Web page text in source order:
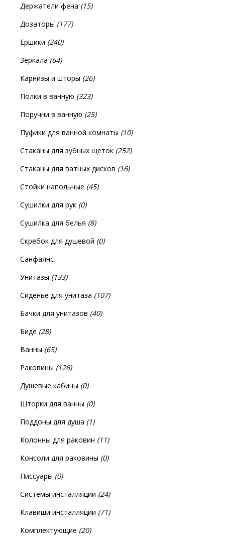
Держатели фена (15)
Дозаторы (177)
Ершики (240)
Зеркала (64)
Карнизы и шторы (26)
Полки в ванную (323)
Поручни в ванную (25)
Пуфики для ванной комнаты (10)
Стаканы для зубных щеток (252)
Стаканы для ватных дисков (16)
Стойки напольные (45)
Сушилки для рук (0)
Сушилка для белья (8)
Скребок для душевой (0)
Санфаянс
Унитазы (133)
Сиденье для унитаза (107)
Бачки для унитазов (40)
Биде (28)
Ванны (65)
Раковины (126)
Душевые кабины (0)
Шторки для ванны (0)
Поддоны для душа (1)
Колонны для раковин (11)
Консоли для раковины (0)
Писсуары (0)
Системы инсталляции (24)
Клавиши инсталляции (71)
Комплектующие (20)